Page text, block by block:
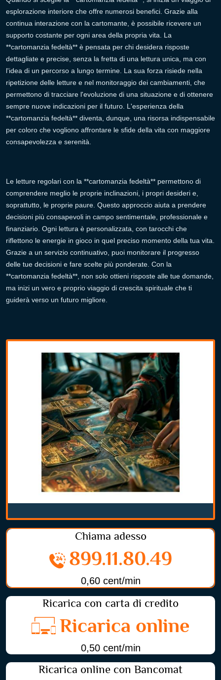
esplorazione interiore che offre numerosi benefici. Grazie alla
continua interazione con la cartomante, è possibile ricevere un
supporto costante per ogni area della propria vita. La
**cartomanzia fedeltà** è pensata per chi desidera risposte
dettagliate e precise, senza la fretta di una lettura unica, ma con
l'idea di un percorso a lungo termine. La sua forza risiede nella
ripetizione delle letture e nel monitoraggio dei cambiamenti, che
permettono di tracciare l'evoluzione di una situazione e di ottenere
sempre nuove indicazioni per il futuro. L'esperienza della
**cartomanzia fedeltà** diventa, dunque, una risorsa indispensabile
per coloro che vogliono affrontare le sfide della vita con maggiore
consapevolezza e serenità.
Le letture regolari con la **cartomanzia fedeltà** permettono di
comprendere meglio le proprie inclinazioni, i propri desideri e,
soprattutto, le proprie paure. Questo approccio aiuta a prendere
decisioni più consapevoli in campo sentimentale, professionale e
finanziario. Ogni lettura è personalizzata, con tarocchi che
riflettono le energie in gioco in quel preciso momento della tua vita.
Grazie a un servizio continuativo, puoi monitorare il progresso
delle tue decisioni e fare scelte più ponderate. Con la
**cartomanzia fedeltà**, non solo ottieni risposte alle tue domande,
ma inizi un vero e proprio viaggio di crescita spirituale che ti
guiderà verso un futuro migliore.
Chiama adesso
899.11.80.49
0,60 cent/min
Ricarica con carta di credito
Ricarica online
0,50 cent/min
Ricarica online con Bancomat